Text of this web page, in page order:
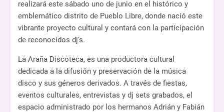
realizará este sábado uno de junio en el histórico y
emblemático distrito de Pueblo Libre, donde nació este
vibrante proyecto cultural y contará con la participación
de reconocidos dj's.
La Araña Discoteca, es una productora cultural
dedicada a la difusión y preservación de la música
disco y sus géneros derivados. A través de fiestas,
eventos culturales, entrevistas y dj sets grabados, el
espacio administrado por los hermanos Adrián y Fabián